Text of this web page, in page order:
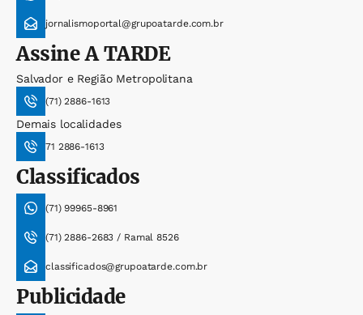
jornalismoportal@grupoatarde.com.br
AssineA TARDE
Salvador e Região Metropolitana
(71) 2886-1613
Demais localidades
71 2886-1613
Classificados
(71) 99965-8961
(71) 2886-2683 / Ramal 8526
classificados@grupoatarde.com.br
Publicidade